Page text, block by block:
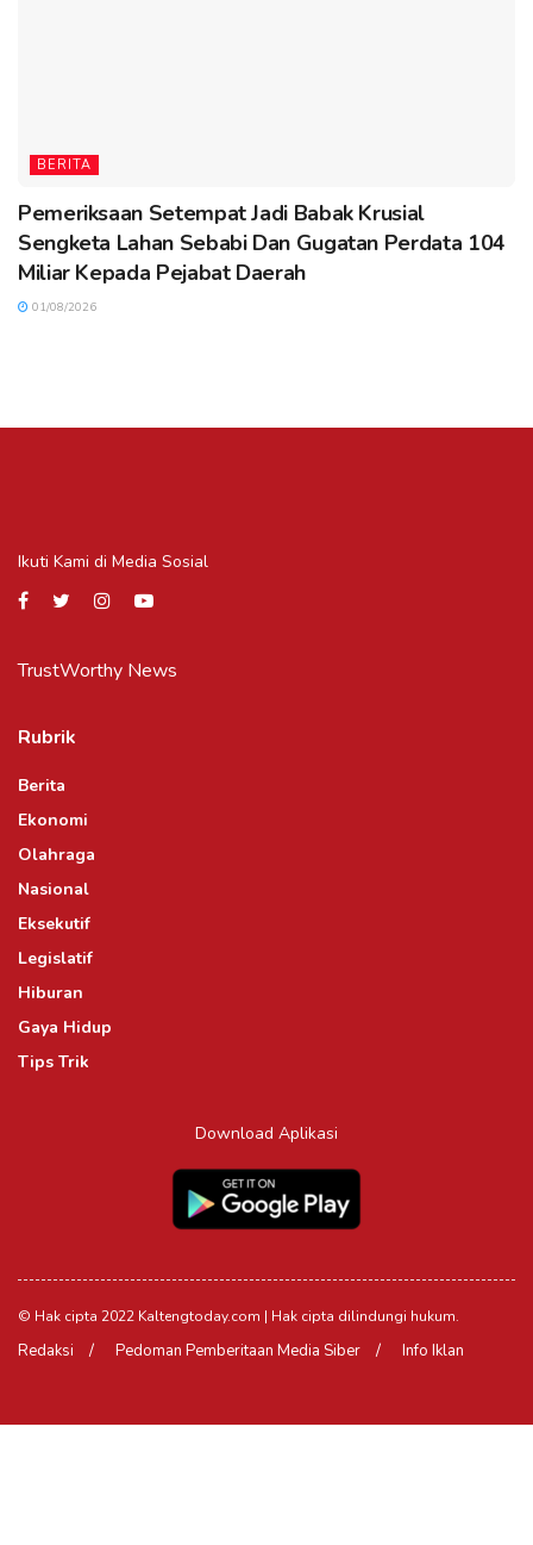
BERITA
Pemeriksaan Setempat Jadi Babak Krusial
Sengketa Lahan Sebabi Dan Gugatan Perdata 104
Miliar Kepada Pejabat Daerah
01/08/2026
Ikuti Kami di Media Sosial
TrustWorthy News
Rubrik
Berita
Ekonomi
Olahraga
Nasional
Eksekutif
Legislatif
Hiburan
Gaya Hidup
Tips Trik
Download Aplikasi
© Hak cipta 2022 Kaltengtoday.com | Hak cipta dilindungi hukum.
Redaksi Pedoman Pemberitaan Media Siber Info Iklan